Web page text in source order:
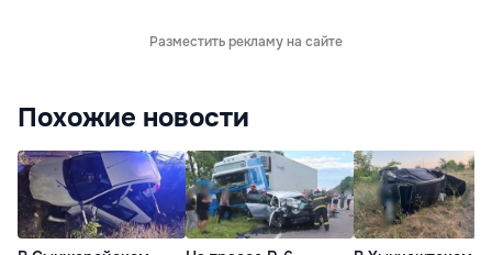
Разместить рекламу на сайте
Похожие новости